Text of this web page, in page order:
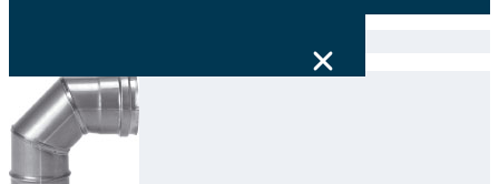
Taal
Assortiment